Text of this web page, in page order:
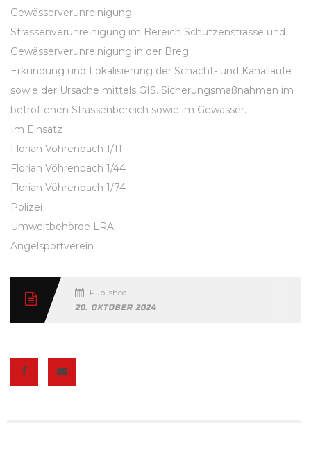
Gewässerverunreinigung
Strassenverunreinigung im Bereich Schützenstrasse und
Gewässerverunreinigung in der Breg.
Erkundung und Lokalisierung der Schacht- und Kanalläufe
sowie der Ursache mittels GIS. Sicherungsmaßnahmen im
betroffenen Strassenbereich sowie im Gewässer.
Im Einsatz
Florian Vöhrenbach 1/11
Florian Vöhrenbach 1/44
Florian Vöhrenbach 1/74
Polizei
Umweltbehörde LRA
Angelsportverein
Published
20. OKTOBER 2024